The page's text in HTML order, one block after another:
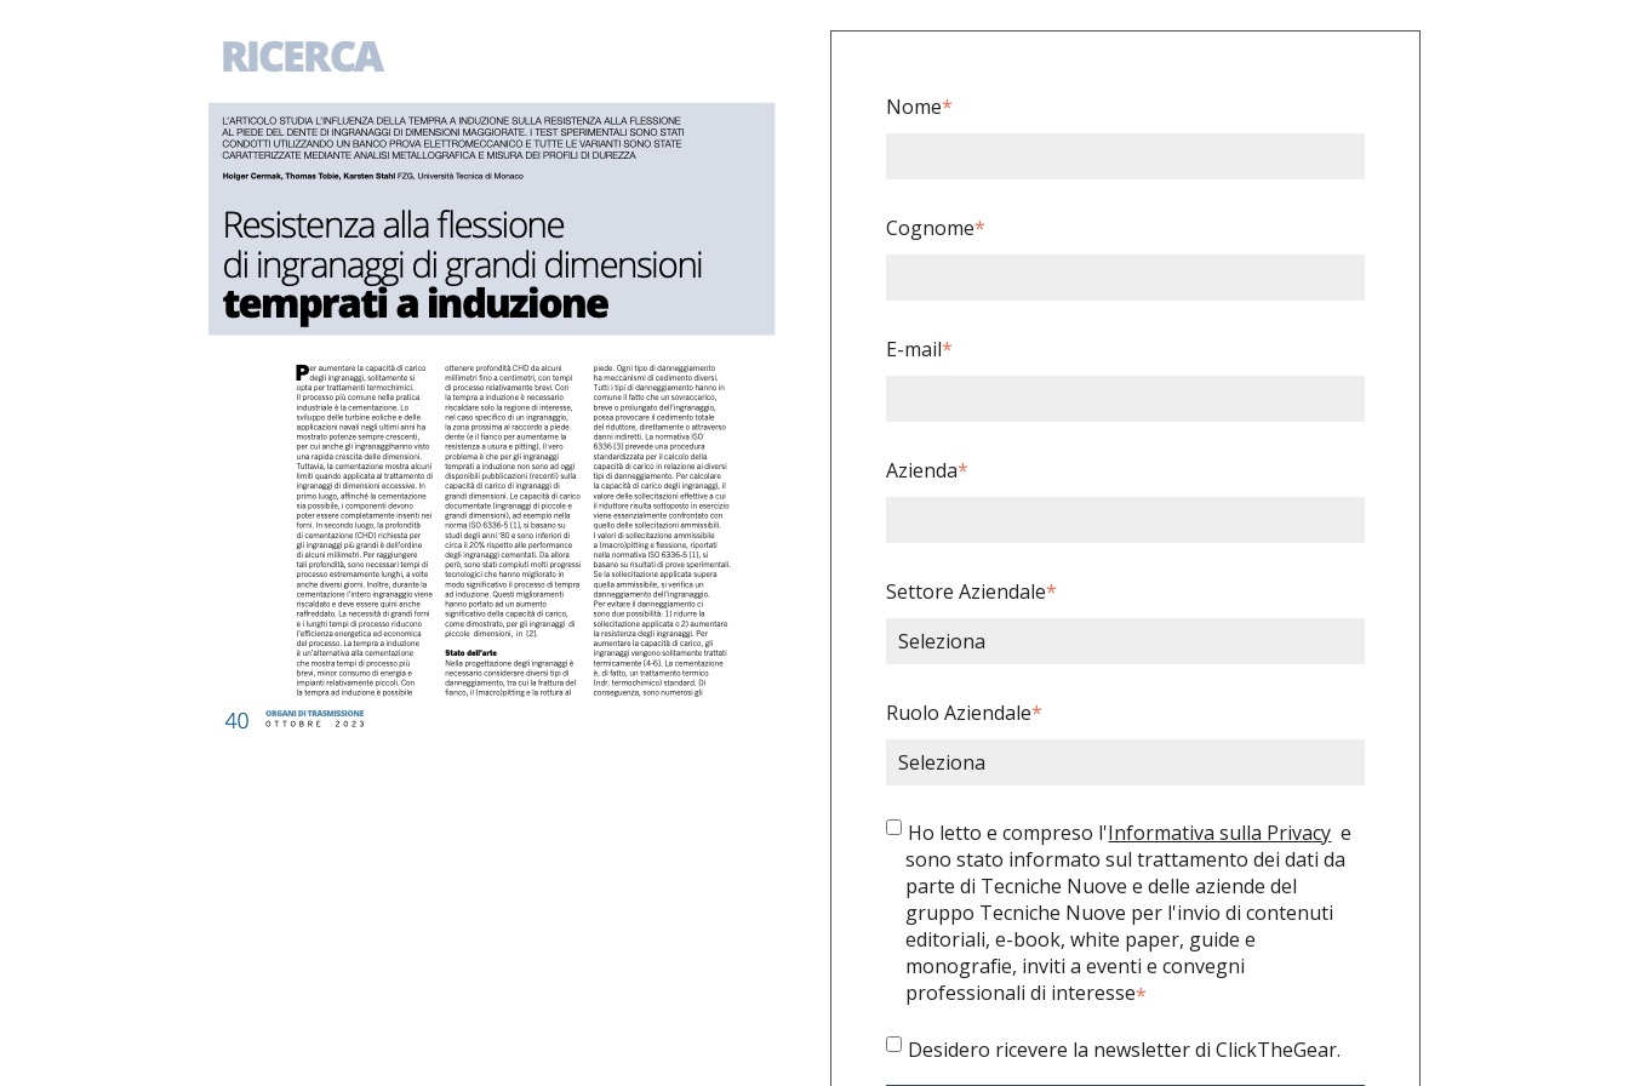
Nome*
Cognome*
E-mail*
Azienda*
Settore Aziendale*
Ruolo Aziendale*
Ho letto e compreso l'Informativa sulla Privacy e
sono stato informato sul trattamento dei dati da
parte di Tecniche Nuove e delle aziende del
gruppo Tecniche Nuove per l'invio di contenuti
editoriali, e-book, white paper, guide e
monografie, inviti a eventi e convegni
professionali di interesse*
Desidero ricevere la newsletter di ClickTheGear.